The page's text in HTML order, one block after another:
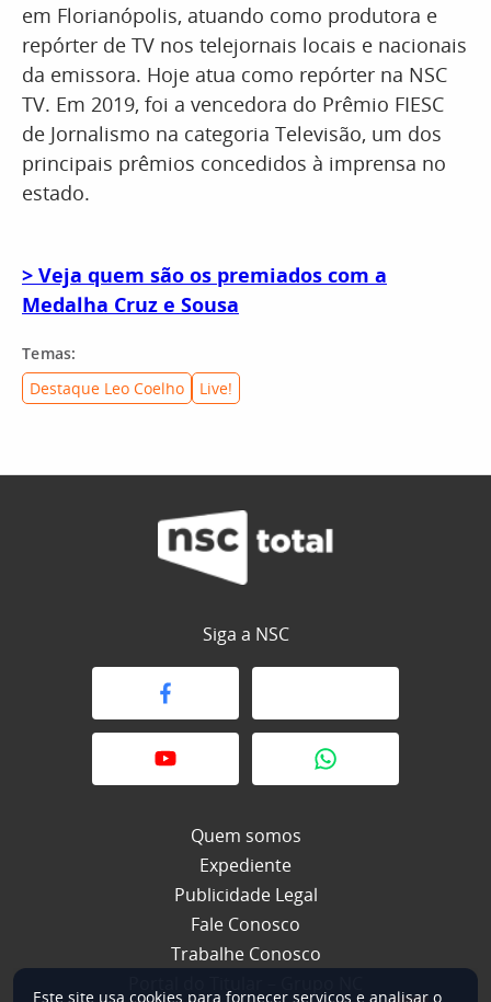
em Florianópolis, atuando como produtora e
repórter de TV nos telejornais locais e nacionais
da emissora. Hoje atua como repórter na NSC
TV. Em 2019, foi a vencedora do Prêmio FIESC
de Jornalismo na categoria Televisão, um dos
principais prêmios concedidos à imprensa no
estado.
> Veja quem são os premiados com a
Medalha Cruz e Sousa
Temas:
Destaque Leo Coelho
Live!
Siga a NSC
Quem somos
Expediente
Publicidade Legal
Fale Conosco
Trabalhe Conosco
Este site usa cookies para fornecer serviços e analisar o